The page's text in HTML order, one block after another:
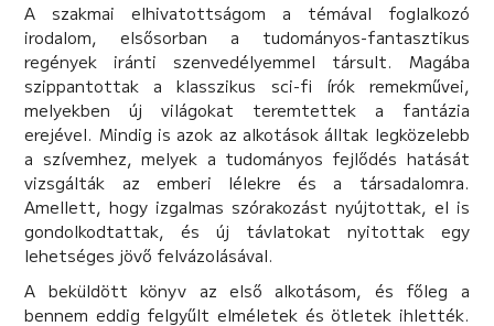
A szakmai elhivatottságom a témával foglalkozó
irodalom, elsősorban a tudományos-fantasztikus
regények iránti szenvedélyemmel társult. Magába
szippantottak a klasszikus sci-fi írók remekművei,
melyekben új világokat teremtettek a fantázia
erejével. Mindig is azok az alkotások álltak legközelebb
a szívemhez, melyek a tudományos fejlődés hatását
vizsgálták az emberi lélekre és a társadalomra.
Amellett, hogy izgalmas szórakozást nyújtottak, el is
gondolkodtattak, és új távlatokat nyitottak egy
lehetséges jövő felvázolásával.
A beküldött könyv az első alkotásom, és főleg a
bennem eddig felgyűlt elméletek és ötletek ihlették.